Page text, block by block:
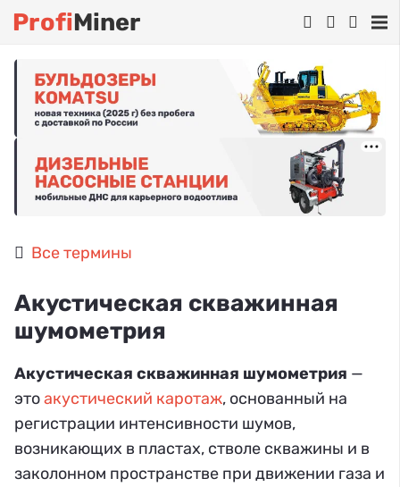
ProfiMiner
Все термины
Акустическая скважинная
шумометрия
Акустическая скважинная шумометрия —
этоакустический каротаж, основанный на
регистрации интенсивности шумов,
возникающих в пластах, стволе скважины и в
заколонном пространстве при движении газа и